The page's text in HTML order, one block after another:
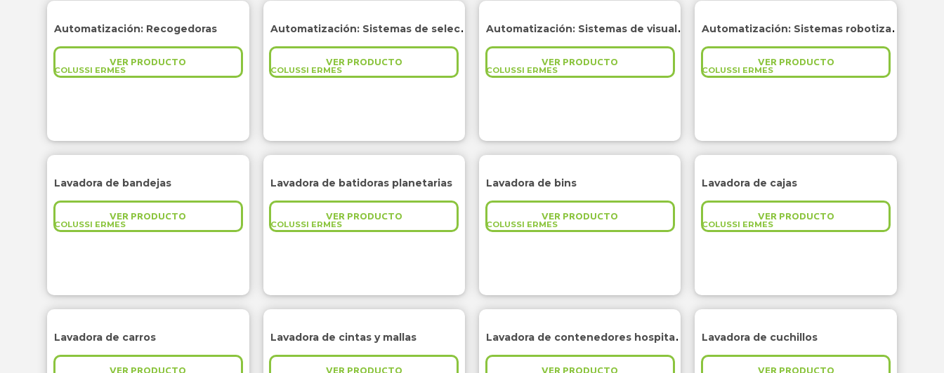
COLUSSI ERMES
Automatización: Recogedoras
VER PRODUCTO
COLUSSI ERMES
Automatización: Sistemas de selección de cajas
VER PRODUCTO
COLUSSI ERMES
Automatización: Sistemas de visualización
VER PRODUCTO
COLUSSI ERMES
Automatización: Sistemas robotizados
VER PRODUCTO
COLUSSI ERMES
Lavadora de bandejas
VER PRODUCTO
COLUSSI ERMES
Lavadora de batidoras planetarias
VER PRODUCTO
COLUSSI ERMES
Lavadora de bins
VER PRODUCTO
COLUSSI ERMES
Lavadora de cajas
VER PRODUCTO
Lavadora de carros
VER PRODUCTO
Lavadora de cintas y mallas
VER PRODUCTO
Lavadora de contenedores hospitalarios
VER PRODUCTO
Lavadora de cuchillos
VER PRODUCTO